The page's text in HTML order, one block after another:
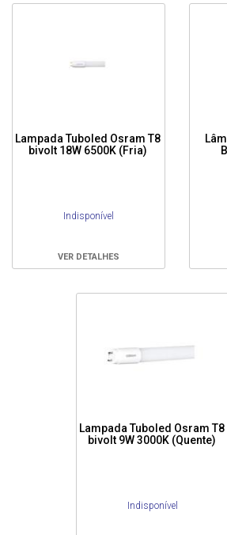
Lampada Tuboled Osram T8
bivolt 18W 6500K (Fria)
Indisponível
VER DETALHES
Lampada Tuboled Osram T8
bivolt 9W 3000K (Quente)
Indisponível